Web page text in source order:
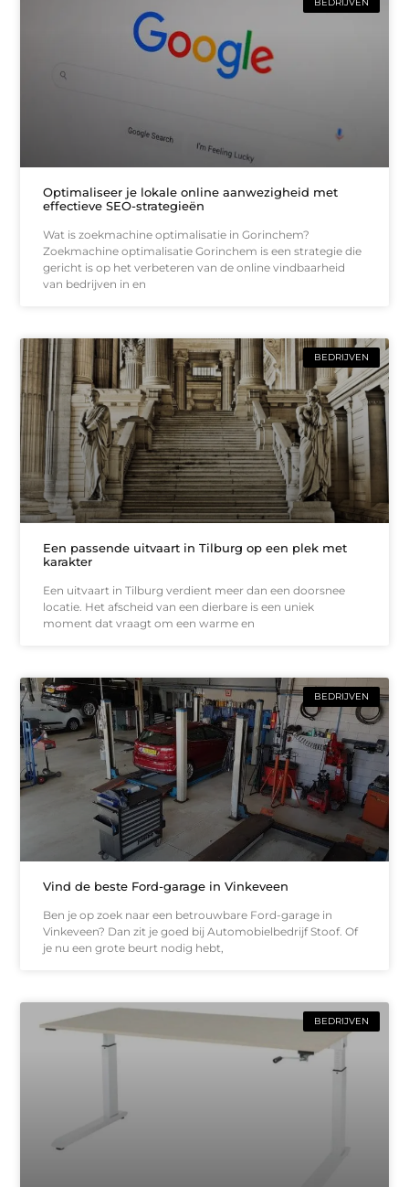
Optimaliseer je lokale online aanwezigheid met
effectieve SEO-strategieën
Wat is zoekmachine optimalisatie in Gorinchem?
Zoekmachine optimalisatie Gorinchem is een strategie die
gericht is op het verbeteren van de online vindbaarheid
van bedrijven in en
BEDRIJVEN
Een passende uitvaart in Tilburg op een plek met
karakter
Een uitvaart in Tilburg verdient meer dan een doorsnee
locatie. Het afscheid van een dierbare is een uniek
moment dat vraagt om een warme en
BEDRIJVEN
Vind de beste Ford-garage in Vinkeveen
Ben je op zoek naar een betrouwbare Ford-garage in
Vinkeveen? Dan zit je goed bij Automobielbedrijf Stoof. Of
je nu een grote beurt nodig hebt,
BEDRIJVEN